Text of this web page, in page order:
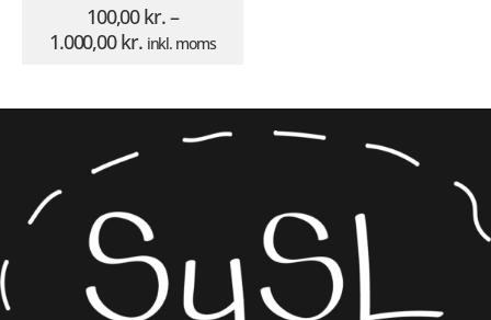
100,00kr.–
1.000,00kr. inkl. moms